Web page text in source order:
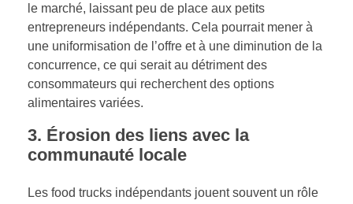
le marché, laissant peu de place aux petits
entrepreneurs indépendants. Cela pourrait mener à
une uniformisation de l’offre et à une diminution de la
concurrence, ce qui serait au détriment des
consommateurs qui recherchent des options
alimentaires variées.
3. Érosion des liens avec la
communauté locale
Les food trucks indépendants jouent souvent un rôle